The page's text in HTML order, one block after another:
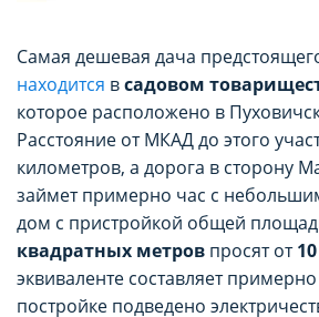
Самая дешевая дача
находится всадовом
которое расположено в
Расстояние от МКАД до этого
километров, а дорога в сторону
займет примерно час с
дом с пристройкой общей
квадратных метров просят от
эквиваленте составляет примерно
постройке подведено